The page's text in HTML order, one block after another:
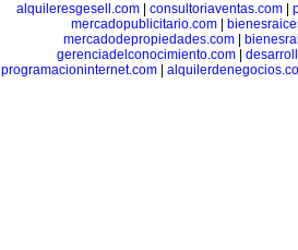
alquileresgesell.com
consultoriaventas.com
mercadopublicitario.com|
mercadodepropiedades.com
gerenciadelconocimiento.com|
programacioninternet.com|